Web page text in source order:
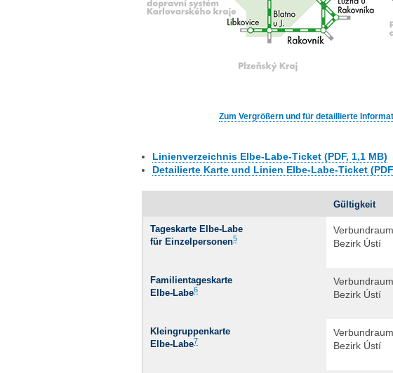
Zum Vergrößern und für detaillierte
Linienverzeichnis Elbe-Labe-Ticket (PDF, 1,1 MB)
Detailierte Karte und Linien Elbe-Labe-Ticket
Gültigkeit
Tageskarte Elbe-Labe
für Einzelpersonen5
Bezirk Ústí
Familientageskarte
Elbe-Labe6
Bezirk Ústí
Kleingruppenkarte
Elbe-Labe7
Bezirk Ústí